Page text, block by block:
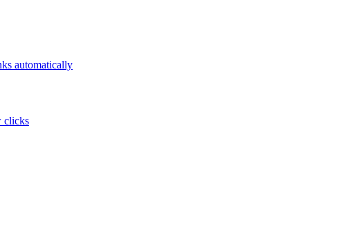
automatically
clicks